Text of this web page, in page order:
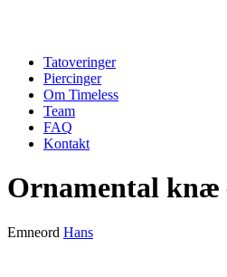
Tatoveringer
Piercinger
Om Timeless
Team
FAQ
Kontakt
Ornamental knæ
Emneord Hans